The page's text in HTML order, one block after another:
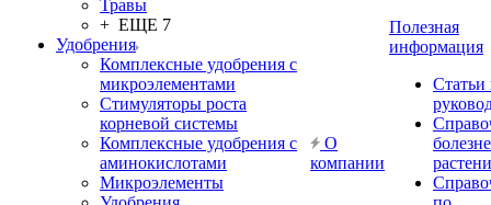
Травы
+ ЕЩЕ 7
Удобрения
Комплексные удобрения с
микроэлементами
Стимуляторы роста
корневой системы
Комплексные удобрения с
аминокислотами
Микроэлементы
О
компании
Полезная
информация
Статьи